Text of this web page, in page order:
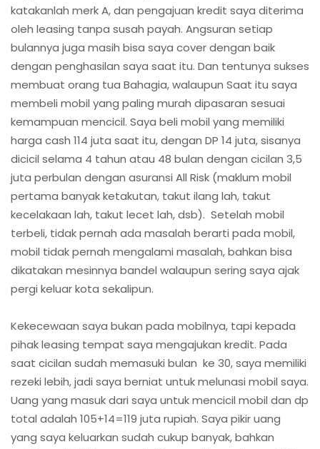
katakanlah merk A, dan pengajuan kredit saya diterima
oleh leasing tanpa susah payah. Angsuran setiap
bulannya juga masih bisa saya cover dengan baik
dengan penghasilan saya saat itu. Dan tentunya sukses
membuat orang tua Bahagia, walaupun Saat itu saya
membeli mobil yang paling murah dipasaran sesuai
kemampuan mencicil. Saya beli mobil yang memiliki
harga cash 114 juta saat itu, dengan DP 14 juta, sisanya
dicicil selama 4 tahun atau 48 bulan dengan cicilan 3,5
juta perbulan dengan asuransi All Risk (maklum mobil
pertama banyak ketakutan, takut ilang lah, takut
kecelakaan lah, takut lecet lah, dsb). Setelah mobil
terbeli, tidak pernah ada masalah berarti pada mobil,
mobil tidak pernah mengalami masalah, bahkan bisa
dikatakan mesinnya bandel walaupun sering saya ajak
pergi keluar kota sekalipun.
Kekecewaan saya bukan pada mobilnya, tapi kepada
pihak leasing tempat saya mengajukan kredit. Pada
saat cicilan sudah memasuki bulan ke 30, saya memiliki
rezeki lebih, jadi saya berniat untuk melunasi mobil saya.
Uang yang masuk dari saya untuk mencicil mobil dan dp
total adalah 105+14=119 juta rupiah. Saya pikir uang
yang saya keluarkan sudah cukup banyak, bahkan